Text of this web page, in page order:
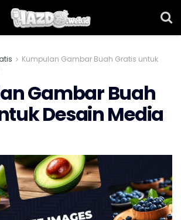
Kumpulan Gambar Buah Gratis untuk
Gambar Buah
Desain Media